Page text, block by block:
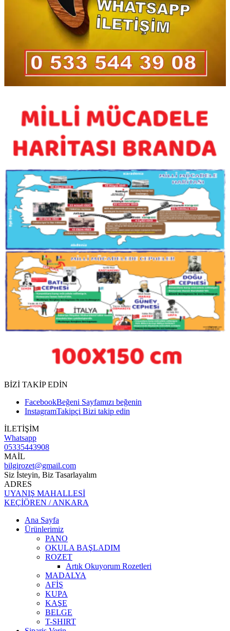
BİZİ TAKİP EDİN
FacebookBeğeni Sayfamızı beğenin
InstagramTakipçi Bizi takip edin
İLETİŞİM
Whatsapp
05335443908
MAİL
bilgirozet@gmail.com
Siz İsteyin, Biz Tasarlayalım
ADRES
UYANIŞ MAHALLESİ
KEÇİÖREN / ANKARA
Ana Sayfa
Ürünlerimiz
PANO
OKULA BAŞLADIM
ROZET
Artık Okuyorum Rozetleri
MADALYA
AFİŞ
KUPA
KAŞE
BELGE
T-SHIRT